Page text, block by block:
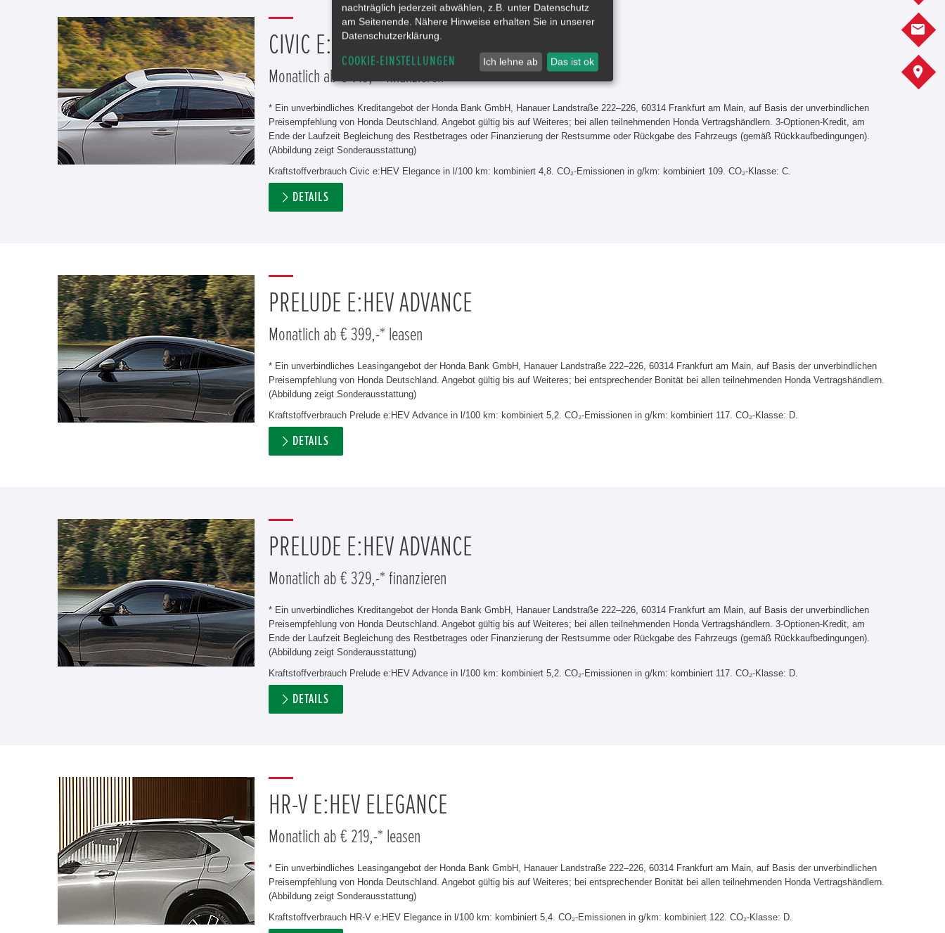
CIVIC E:HEV ELEGANCE
Monatlich ab € 149,-* finanzieren
* Ein unverbindliches Kreditangebot der Honda Bank GmbH, Hanauer Landstraße 222–226, 60314 Frankfurt am Main, auf Basis der unverbindlichen
Preisempfehlung von Honda Deutschland. Angebot gültig bis auf Weiteres; bei allen teilnehmenden Honda Vertragshändlern. 3-Optionen-Kredit, am
Ende der Laufzeit Begleichung des Restbetrages oder Finanzierung der Restsumme oder Rückgabe des Fahrzeugs (gemäß Rückkaufbedingungen).
(Abbildung zeigt Sonderausstattung)
Kraftstoffverbrauch Civic e:HEV Elegance in l/100 km: kombiniert 4,8. CO₂-Emissionen in g/km: kombiniert 109. CO₂-Klasse: C.
DETAILS
PRELUDE E:HEV ADVANCE
Monatlich ab € 399,-* leasen
* Ein unverbindliches Leasingangebot der Honda Bank GmbH, Hanauer Landstraße 222–226, 60314 Frankfurt am Main, auf Basis der unverbindlichen
Preisempfehlung von Honda Deutschland. Angebot gültig bis auf Weiteres; bei entsprechender Bonität bei allen teilnehmenden Honda Vertragshändlern.
(Abbildung zeigt Sonderausstattung)
Kraftstoffverbrauch Prelude e:HEV Advance in l/100 km: kombiniert 5,2. CO₂-Emissionen in g/km: kombiniert 117. CO₂-Klasse: D.
DETAILS
PRELUDE E:HEV ADVANCE
Monatlich ab € 329,-* finanzieren
* Ein unverbindliches Kreditangebot der Honda Bank GmbH, Hanauer Landstraße 222–226, 60314 Frankfurt am Main, auf Basis der unverbindlichen
Preisempfehlung von Honda Deutschland. Angebot gültig bis auf Weiteres; bei allen teilnehmenden Honda Vertragshändlern. 3-Optionen-Kredit, am
Ende der Laufzeit Begleichung des Restbetrages oder Finanzierung der Restsumme oder Rückgabe des Fahrzeugs (gemäß Rückkaufbedingungen).
(Abbildung zeigt Sonderausstattung)
Kraftstoffverbrauch Prelude e:HEV Advance in l/100 km: kombiniert 5,2. CO₂-Emissionen in g/km: kombiniert 117. CO₂-Klasse: D.
DETAILS
HR-V E:HEV ELEGANCE
Monatlich ab € 219,-* leasen
* Ein unverbindliches Leasingangebot der Honda Bank GmbH, Hanauer Landstraße 222–226, 60314 Frankfurt am Main, auf Basis der unverbindlichen
Preisempfehlung von Honda Deutschland. Angebot gültig bis auf Weiteres; bei entsprechender Bonität bei allen teilnehmenden Honda Vertragshändlern.
(Abbildung zeigt Sonderausstattung)
Kraftstoffverbrauch HR-V e:HEV Elegance in l/100 km: kombiniert 5,4. CO₂-Emissionen in g/km: kombiniert 122. CO₂-Klasse: D.
nachträglich jederzeit abwählen, z.B. unter Datenschutz
am Seitenende. Nähere Hinweise erhalten Sie in unserer
Datenschutzerklärung.
COOKIE-EINSTELLUNGEN Ich lehne ab Das ist ok